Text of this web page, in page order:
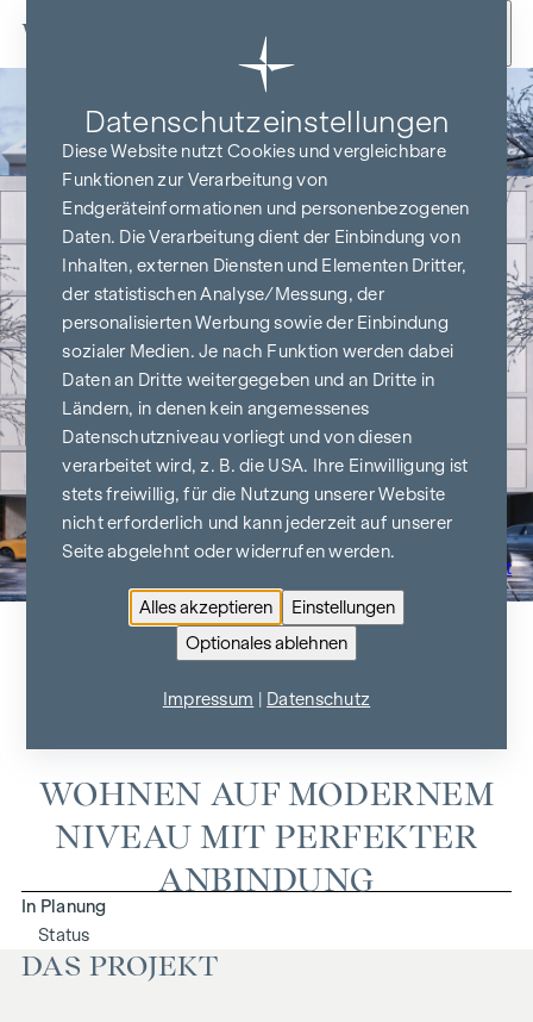
Zum Inhalt springen
Zur Projektübersicht
AM SPITZ 5
WOHNEN AUF MODERNEM
NIVEAU MIT PERFEKTER
ANBINDUNG
Status
In Planung
DAS PROJEKT
Datenschutz­einstellungen
Diese Website nutzt Cookies und vergleichbare
Funktionen zur Verarbeitung von
Endgeräteinformationen und personenbezogenen
Daten. Die Verarbeitung dient der Einbindung von
Inhalten, externen Diensten und Elementen Dritter,
der statistischen Analyse/Messung, der
personalisierten Werbung sowie der Einbindung
sozialer Medien. Je nach Funktion werden dabei
Daten an Dritte weitergegeben und an Dritte in
Ländern, in denen kein angemessenes
Datenschutzniveau vorliegt und von diesen
verarbeitet wird, z. B. die USA. Ihre Einwilligung ist
stets freiwillig, für die Nutzung unserer Website
nicht erforderlich und kann jederzeit auf unserer
Seite abgelehnt oder widerrufen werden.
Alles akzeptieren
Einstellungen
Optionales ablehnen
Impressum Datenschutz